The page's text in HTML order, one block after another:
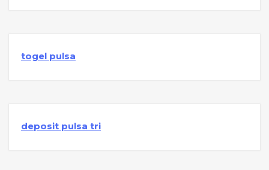
togel pulsa
deposit pulsa tri